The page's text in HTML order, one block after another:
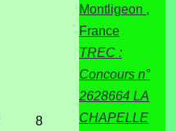
8
Montligeon ,
France
TREC :
Concours n°
2628664 LA
CHAPELLE